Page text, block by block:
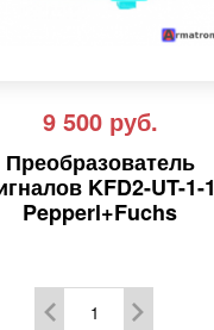
9 500 руб.
Преобразователь
KFD2-UT-1-1
Pepperl+Fuchs